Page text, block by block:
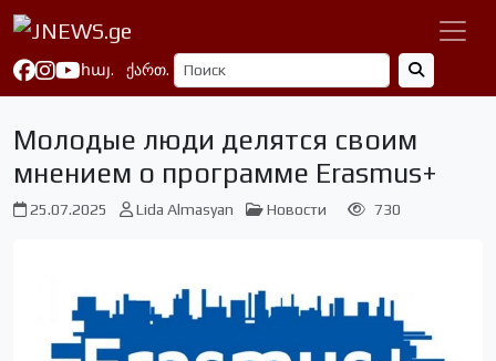
հայ. ქართ.
Молодые люди делятся своим
мнением о программе Erasmus+
25.07.2025 Lida Almasyan Новости 730